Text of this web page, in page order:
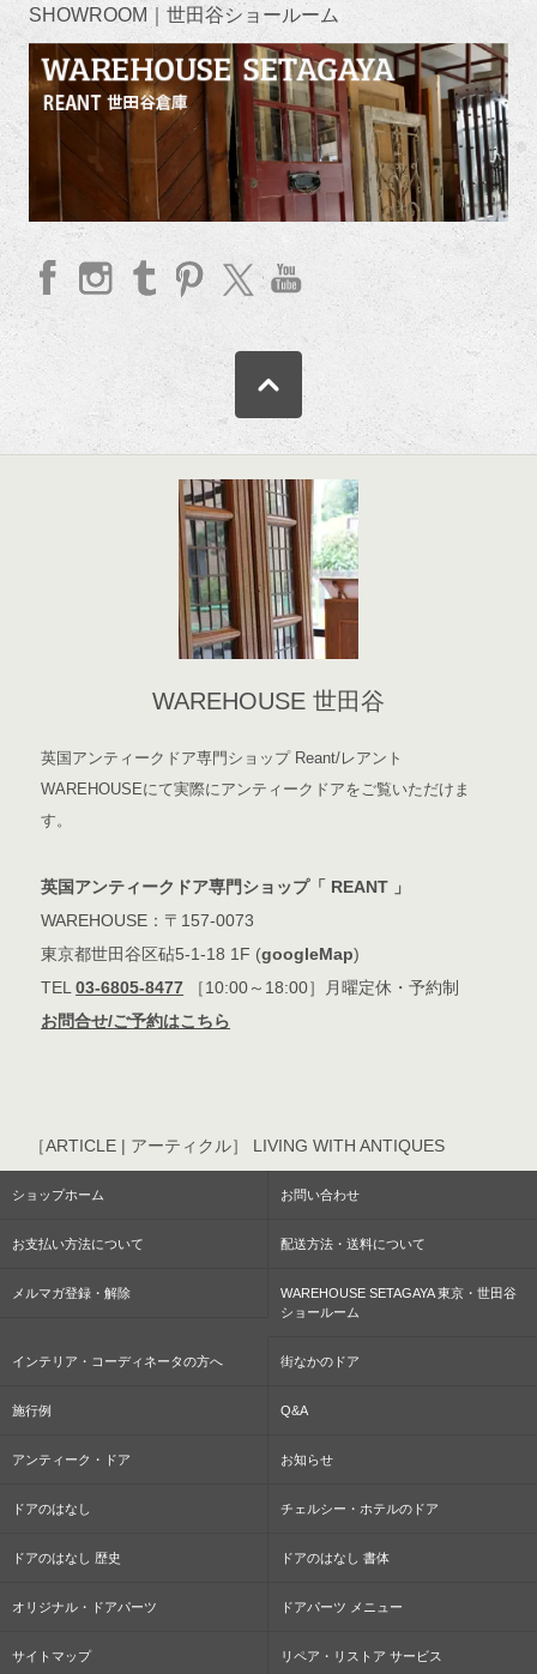
SHOWROOM｜世田谷ショールーム
faceb
ook
Pinte
YouT
ube
WAREHOUSE 世田谷
英国アンティークドア専門ショップ Reant/レアント
WAREHOUSEにて実際にアンティークドアをご覧いただけま
す。
英国アンティークドア専門ショップ「 REANT 」
WAREHOUSE：〒157-0073
東京都世田谷区砧5-1-18 1F (googleMap)
TEL03-6805-8477 ［10:00～18:00］月曜定休・予約制
お問合せ/ご予約はこちら
［ARTICLE | アーティクル］ LIVING WITH ANTIQUES
ショップホーム お問い合わせ
お支払い方法について 配送方法・送料について
メルマガ登録・解除
WAREHOUSE SETAGAYA 東京・世田谷
ショールーム
インテリア・コーディネータの方へ 街なかのドア
施行例 Q&A
アンティーク・ドア お知らせ
ドアのはなし チェルシー・ホテルのドア
ドアのはなし 歴史 ドアのはなし 書体
オリジナル・ドアパーツ ドアパーツ メニュー
サイトマップ リペア・リストア サービス